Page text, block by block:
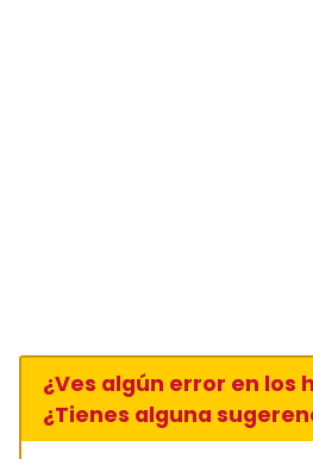
¿Ves algún error en los
¿Tienes alguna